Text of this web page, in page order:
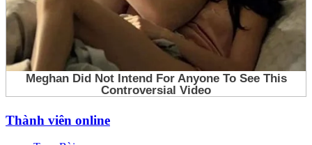
Thành viên online